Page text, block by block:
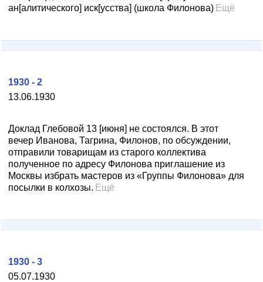
ан[алитического] иск[усства] (школа Филонова) Ещё
13.06.1930
1930 - 2
Доклад Глебовой 13 [июня] не состоялся. В этот
вечер Иванова, Тагрина, Филонов, по обсуждении,
отправили товарищам из старого коллектива
полученное по адресу Филонова приглашение из
Москвы избрать мастеров из «Группы Филонова» для
посылки в колхозы. Ещё
05.07.1930
1930 - 3